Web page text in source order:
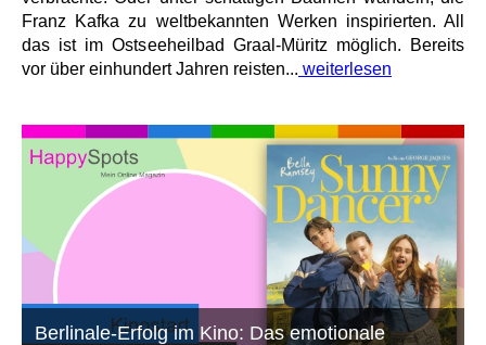
Franz Kafka zu weltbekannten Werken inspirierten. All
das ist im Ostseeheilbad Graal-Müritz möglich. Bereits
vor über einhundert Jahren reisten... weiterlesen
Berlinale-Erfolg im Kino: Das emotionale